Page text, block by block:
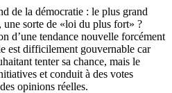
de la démocratie : le plus grand
sorte de «loi du plus fort» ?
d’une tendance nouvelle forcément
est difficilement gouvernable car
tenter sa chance, mais le
et conduit à des votes
opinions réelles.